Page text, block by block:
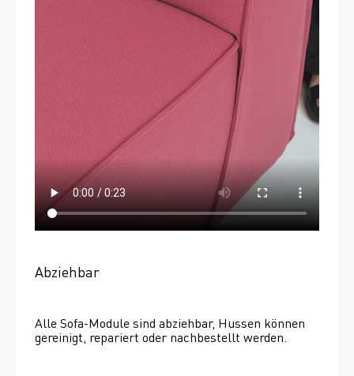
Abziehbar
Alle Sofa-Module sind abziehbar, Hussen können
gereinigt, repariert oder nachbestellt werden.